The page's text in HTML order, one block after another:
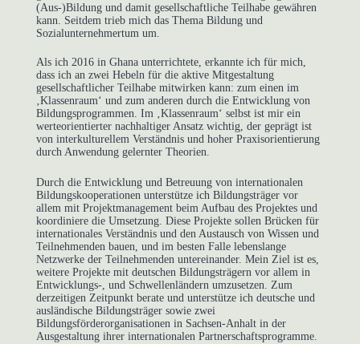
(Aus-)Bildung und damit gesellschaftliche Teilhabe gewähren
kann. Seitdem trieb mich das Thema Bildung und
Sozialunternehmertum um.
Als ich 2016 in Ghana unterrichtete, erkannte ich für mich,
dass ich an zwei Hebeln für die aktive Mitgestaltung
gesellschaftlicher Teilhabe mitwirken kann: zum einen im
‚Klassenraum‘ und zum anderen durch die Entwicklung von
Bildungsprogrammen. Im ‚Klassenraum‘ selbst ist mir ein
werteorientierter nachhaltiger Ansatz wichtig, der geprägt ist
von interkulturellem Verständnis und hoher Praxisorientierung
durch Anwendung gelernter Theorien.
Durch die Entwicklung und Betreuung von internationalen
Bildungskooperationen unterstütze ich Bildungsträger vor
allem mit Projektmanagement beim Aufbau des Projektes und
koordiniere die Umsetzung. Diese Projekte sollen Brücken für
internationales Verständnis und den Austausch von Wissen und
Teilnehmenden bauen, und im besten Falle lebenslange
Netzwerke der Teilnehmenden untereinander. Mein Ziel ist es,
weitere Projekte mit deutschen Bildungsträgern vor allem in
Entwicklungs-, und Schwellenländern umzusetzen. Zum
derzeitigen Zeitpunkt berate und unterstütze ich deutsche und
ausländische Bildungsträger sowie zwei
Bildungsförderorganisationen in Sachsen-Anhalt in der
Ausgestaltung ihrer internationalen Partnerschaftsprogramme.